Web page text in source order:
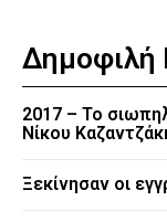
Δημοφιλή
2017 – Το
Νίκου
Ξεκίνησαν οι